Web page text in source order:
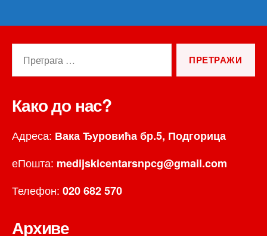
Како до нас?
Адреса: Вака Ђуровића бр.5, Подгорица
еПошта: medijskicentarsnpcg@gmail.com
Телефон: 020 682 570
Архиве